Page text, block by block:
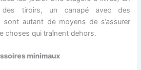
tiroirs, un canapé avec des
sont autant de moyens de s’assurer
choses qui traînent dehors.
minimaux